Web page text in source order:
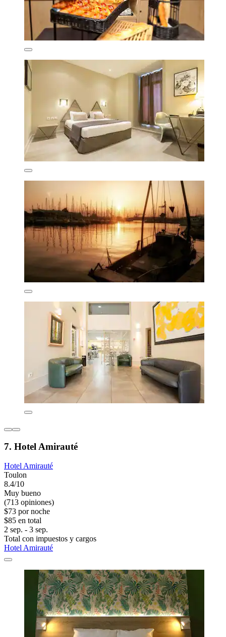
7. Hotel Amirauté
Hotel Amirauté
Toulon
8.4/10
Muy bueno
(713 opiniones)
$73 por noche
$85 en total
2 sep. - 3 sep.
Total con impuestos y cargos
Hotel Amirauté